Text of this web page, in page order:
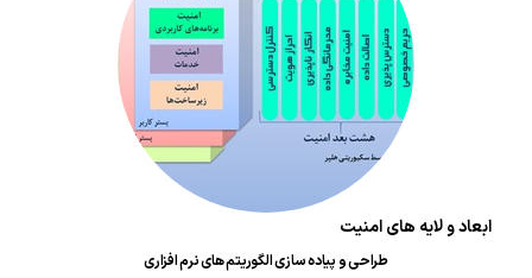
ابعاد و لایه های امنیت
طراحی و پیاده سازی الگوریتم های نرم افزاری